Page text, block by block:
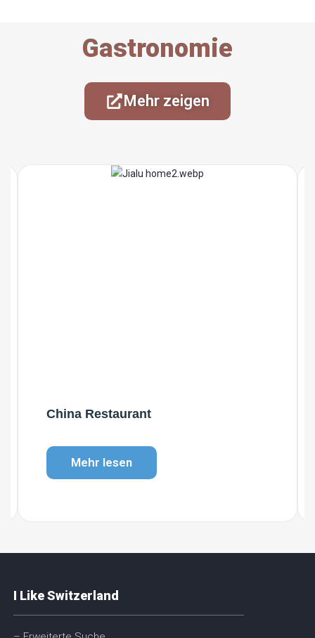
Gastronomie
Mehr zeigen
Catering Zürich
Mehr lesen
I Like Switzerland